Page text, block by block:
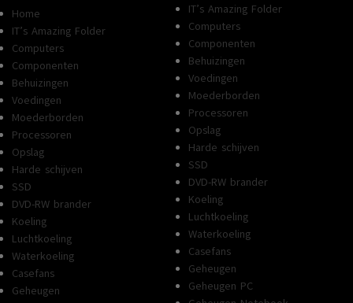
Home
IT’s Amazing Folder
Computers
Componenten
Behuizingen
Voedingen
Moederborden
Processoren
Opslag
Harde schijven
SSD
DVD-RW brander
Koeling
Luchtkoeling
Waterkoeling
Casefans
Geheugen
IT’s Amazing Folder
Computers
Componenten
Behuizingen
Voedingen
Moederborden
Processoren
Opslag
Harde schijven
SSD
DVD-RW brander
Koeling
Luchtkoeling
Waterkoeling
Casefans
Geheugen
Geheugen PC